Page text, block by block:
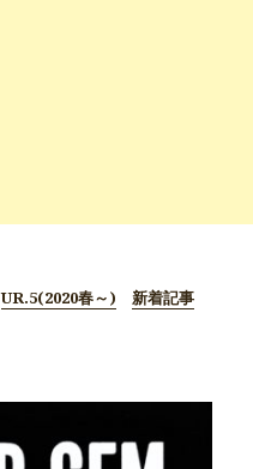
UR.5(2020春～) 新着記事